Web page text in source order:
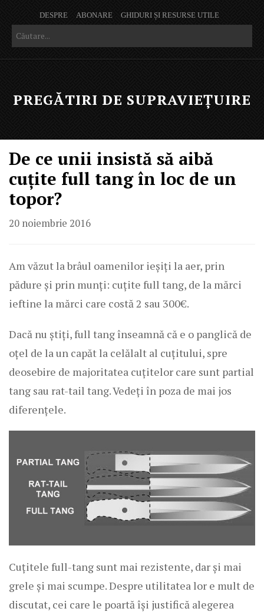
DESPRE ABONARE GHIDURI ȘI RESURSE UTILE
PREGĂTIRI DE SUPRAVIEȚUIRE
De ce unii insistă să aibă
cuțite full tang în loc de un
topor?
20 noiembrie 2016
Am văzut la brâul oamenilor ieșiți la aer, prin
pădure și prin munți: cuțite full tang, de la mărci
ieftine la mărci care costă 2 sau 300€.
Dacă nu știți, full tang înseamnă că e o panglică de
oțel de la un capăt la celălalt al cuțitului, spre
deosebire de majoritatea cuțitelor care sunt partial
tang sau rat-tail tang. Vedeți în poza de mai jos
diferențele.
Cuțitele full-tang sunt mai rezistente, dar și mai
grele și mai scumpe. Despre utilitatea lor e mult de
discutat, cei care le poartă își justifică alegerea